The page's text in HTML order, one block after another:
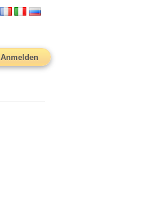
Anmelden